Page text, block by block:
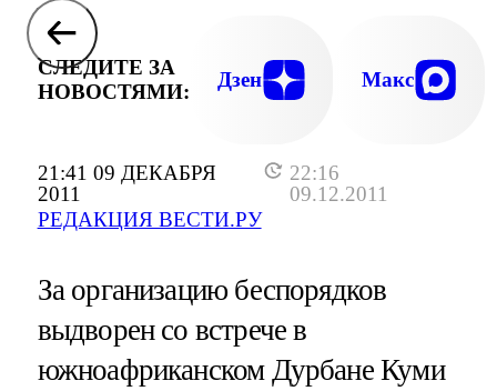
21:41 09 ДЕКАБРЯ
2011
22:16
09.12.2011
РЕДАКЦИЯ ВЕСТИ.РУ
СЛЕДИТЕ ЗА
НОВОСТЯМИ:
Дзен Макс
За организацию беспорядков
выдворен со встрече в
южноафриканском Дурбане Куми